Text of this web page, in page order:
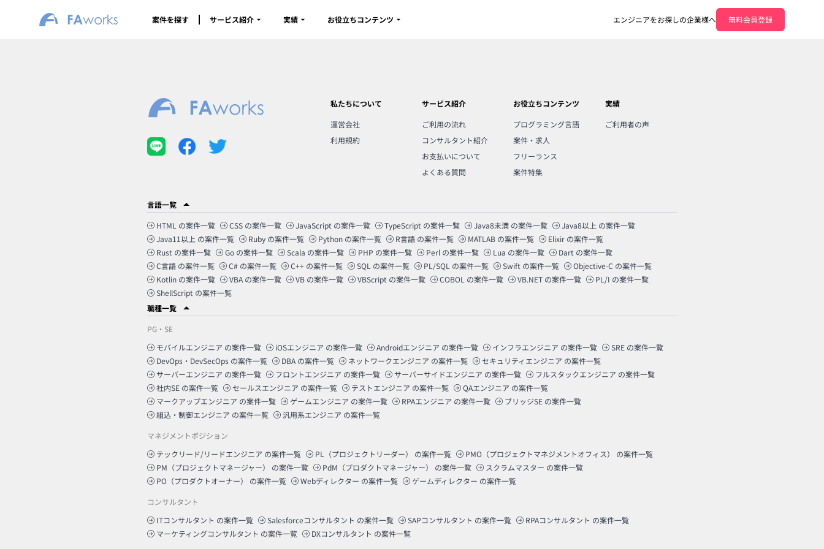
案件を探す サービス紹介 実績 お役立ちコンテンツ エンジニアをお探しの企業様へ 無料会員登録
私たちについて
運営会社
利用規約
サービス紹介
ご利用の流れ
コンサルタント紹介
お支払いについて
よくある質問
お役立ちコンテンツ
プログラミング言語
案件・求人
フリーランス
案件特集
実績
ご利用者の声
言語一覧
HTML の案件一覧 CSS の案件一覧 JavaScript の案件一覧 TypeScript の案件一覧 Java8未満 の案件一覧 Java8以上 の案件一覧
Java11以上 の案件一覧 Ruby の案件一覧 Python の案件一覧 R言語 の案件一覧 MATLAB の案件一覧 Elixir の案件一覧
Rust の案件一覧 Go の案件一覧 Scala の案件一覧 PHP の案件一覧 Perl の案件一覧 Lua の案件一覧 Dart の案件一覧
C言語 の案件一覧 C# の案件一覧 C++ の案件一覧 SQL の案件一覧 PL/SQL の案件一覧 Swift の案件一覧 Objective-C の案件一覧
Kotlin の案件一覧 VBA の案件一覧 VB の案件一覧 VBScript の案件一覧 COBOL の案件一覧 VB.NET の案件一覧 PL/I の案件一覧
ShellScript の案件一覧
職種一覧
PG・SE
モバイルエンジニア の案件一覧 iOSエンジニア の案件一覧 Androidエンジニア の案件一覧 インフラエンジニア の案件一覧 SRE の案件一覧
DevOps・DevSecOps の案件一覧 DBA の案件一覧 ネットワークエンジニア の案件一覧 セキュリティエンジニア の案件一覧
サーバーエンジニア の案件一覧 フロントエンジニア の案件一覧 サーバーサイドエンジニア の案件一覧 フルスタックエンジニア の案件一覧
社内SE の案件一覧 セールスエンジニア の案件一覧 テストエンジニア の案件一覧 QAエンジニア の案件一覧
マークアップエンジニア の案件一覧 ゲームエンジニア の案件一覧 RPAエンジニア の案件一覧 ブリッジSE の案件一覧
組込・制御エンジニア の案件一覧 汎用系エンジニア の案件一覧
マネジメントポジション
テックリード/リードエンジニア の案件一覧 PL（プロジェクトリーダー） の案件一覧 PMO（プロジェクトマネジメントオフィス）
の案件一覧
PM（プロジェクトマネージャー）
の案件一覧 PdM（プロダクトマネージャー） の案件一覧 スクラムマスター の案件一覧
PO（プロダクトオーナー）
の案件一覧 Webディレクター の案件一覧 ゲームディレクター の案件一覧
コンサルタント
ITコンサルタント の案件一覧 Salesforceコンサルタント の案件一覧 SAPコンサルタント の案件一覧 RPAコンサルタント の案件一覧
マーケティングコンサルタント の案件一覧 DXコンサルタント の案件一覧